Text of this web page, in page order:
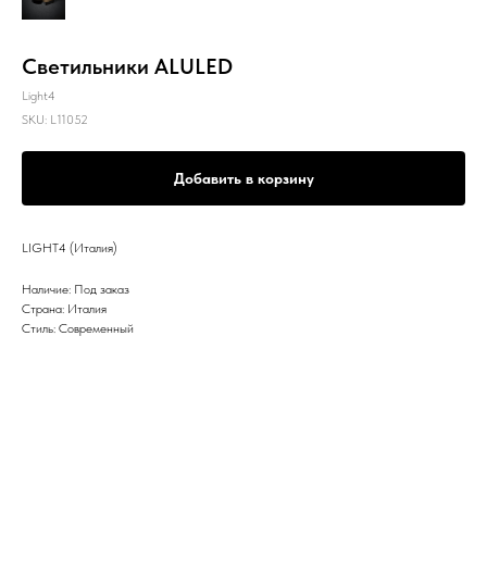
Светильники ALULED
Light4
SKU: L11052
Добавить в корзину
LIGHT4 (Италия)
Наличие: Под заказ
Страна: Италия
Стиль: Современный